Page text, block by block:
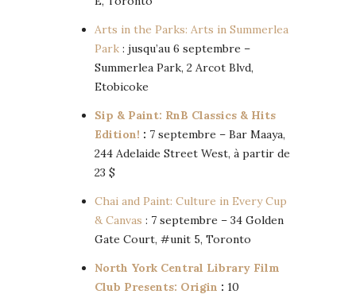
Arts in the Parks: Arts in Summerlea
Park : jusqu’au 6 septembre –
Summerlea Park, 2 Arcot Blvd,
Etobicoke
Sip & Paint: RnB Classics & Hits
Edition! : 7 septembre – Bar Maaya,
244 Adelaide Street West, à partir de
23 $
Chai and Paint: Culture in Every Cup
& Canvas : 7 septembre – 34 Golden
Gate Court, #unit 5, Toronto
North York Central Library Film
Club Presents: Origin : 10